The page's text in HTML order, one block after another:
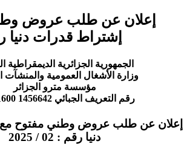
إعلان عن طلب عروض
إشتراط قدرات دنيا رقم 02 /
الجمهورية الجزائرية الديمقراطية
وزارة الأشغال العمومية والمنشآت
مؤسسة مترو الجزائر
رقم التعريف الجبائي1456642 1600 0000
إعلان عن طلب عروض وطني مفتوح
دنيا رقم : 02 / 2025